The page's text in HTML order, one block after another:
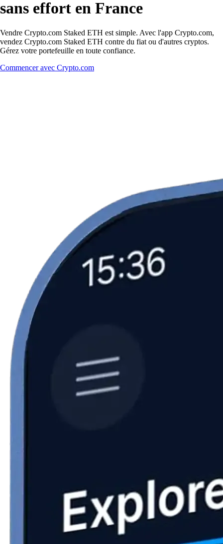
sans effort en France
Vendre Crypto.com Staked ETH est simple. Avec l'app Crypto.com,
vendez Crypto.com Staked ETH contre du fiat ou d'autres cryptos.
Gérez votre portefeuille en toute confiance.
Commencer avec Crypto.com